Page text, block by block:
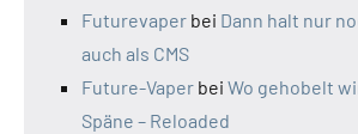
Futurevaper bei Dann halt nur
auch als CMS
Future-Vaper bei Wo gehobelt
Späne – Reloaded